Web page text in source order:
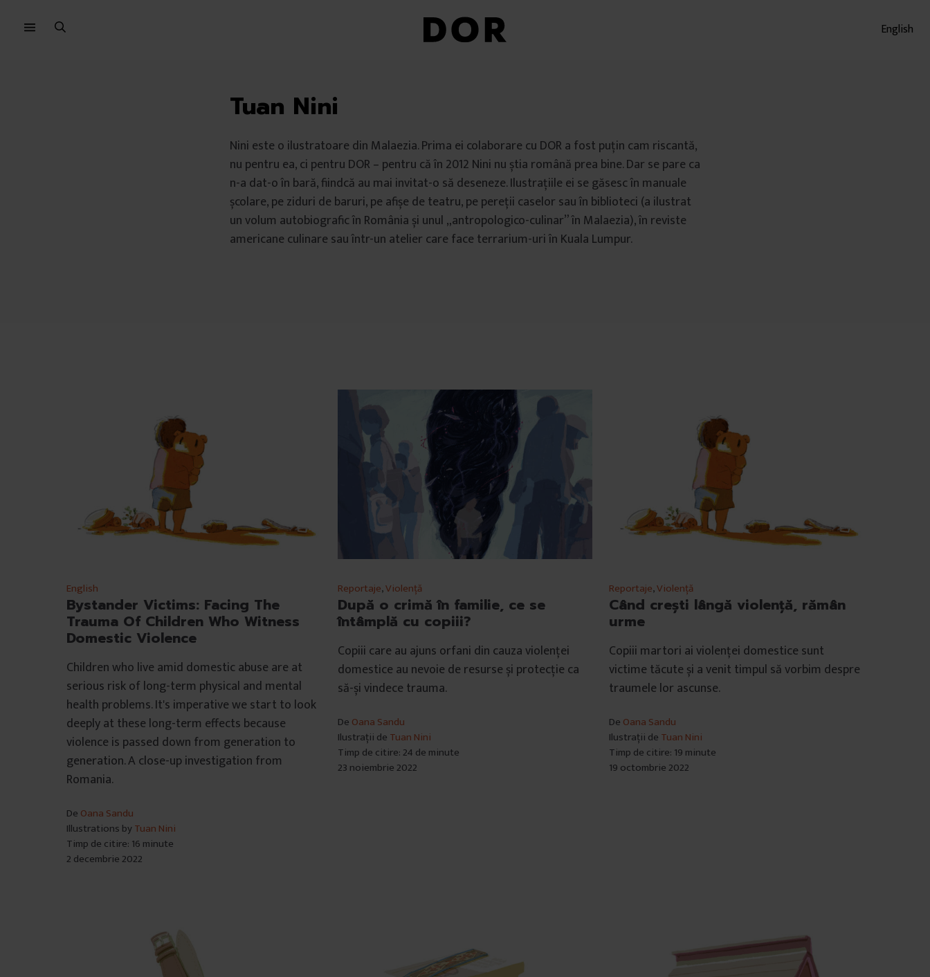
English
Tuan Nini
Nini este o ilustratoare din Malaezia. Prima ei colaborare cu DOR a fost puțin cam riscantă,
nu pentru ea, ci pentru DOR – pentru că în 2012 Nini nu știa română prea bine. Dar se pare ca
n-a dat-o în bară, fiindcă au mai invitat-o să deseneze. Ilustrațiile ei se găsesc în manuale
școlare, pe ziduri de baruri, pe afișe de teatru, pe pereții caselor sau în biblioteci (a ilustrat
un volum autobiografic în România și unul „antropologico-culinar” în Malaezia), în reviste
americane culinare sau într-un atelier care face terrarium-uri în Kuala Lumpur.
English
Bystander Victims: Facing The
Trauma Of Children Who Witness
Domestic Violence
Children who live amid domestic abuse are at
serious risk of long-term physical and mental
health problems. It's imperative we start to look
deeply at these long-term effects because
violence is passed down from generation to
generation. A close-up investigation from
Romania.
De Oana Sandu
Illustrations byTuan Nini
Timp de citire: 16 minute
2 decembrie 2022
Reportaje,Violență
După o crimă în familie, ce se
întâmplă cu copiii?
Copiii care au ajuns orfani din cauza violenței
domestice au nevoie de resurse și protecție ca
să-și vindece trauma.
De Oana Sandu
Ilustrații de Tuan Nini
Timp de citire: 24 de minute
23 noiembrie 2022
Reportaje,Violență
Când crești lângă violență, rămân
urme
Copiii martori ai violenței domestice sunt
victime tăcute și a venit timpul să vorbim despre
traumele lor ascunse.
De Oana Sandu
Ilustrații de Tuan Nini
Timp de citire: 19 minute
19 octombrie 2022